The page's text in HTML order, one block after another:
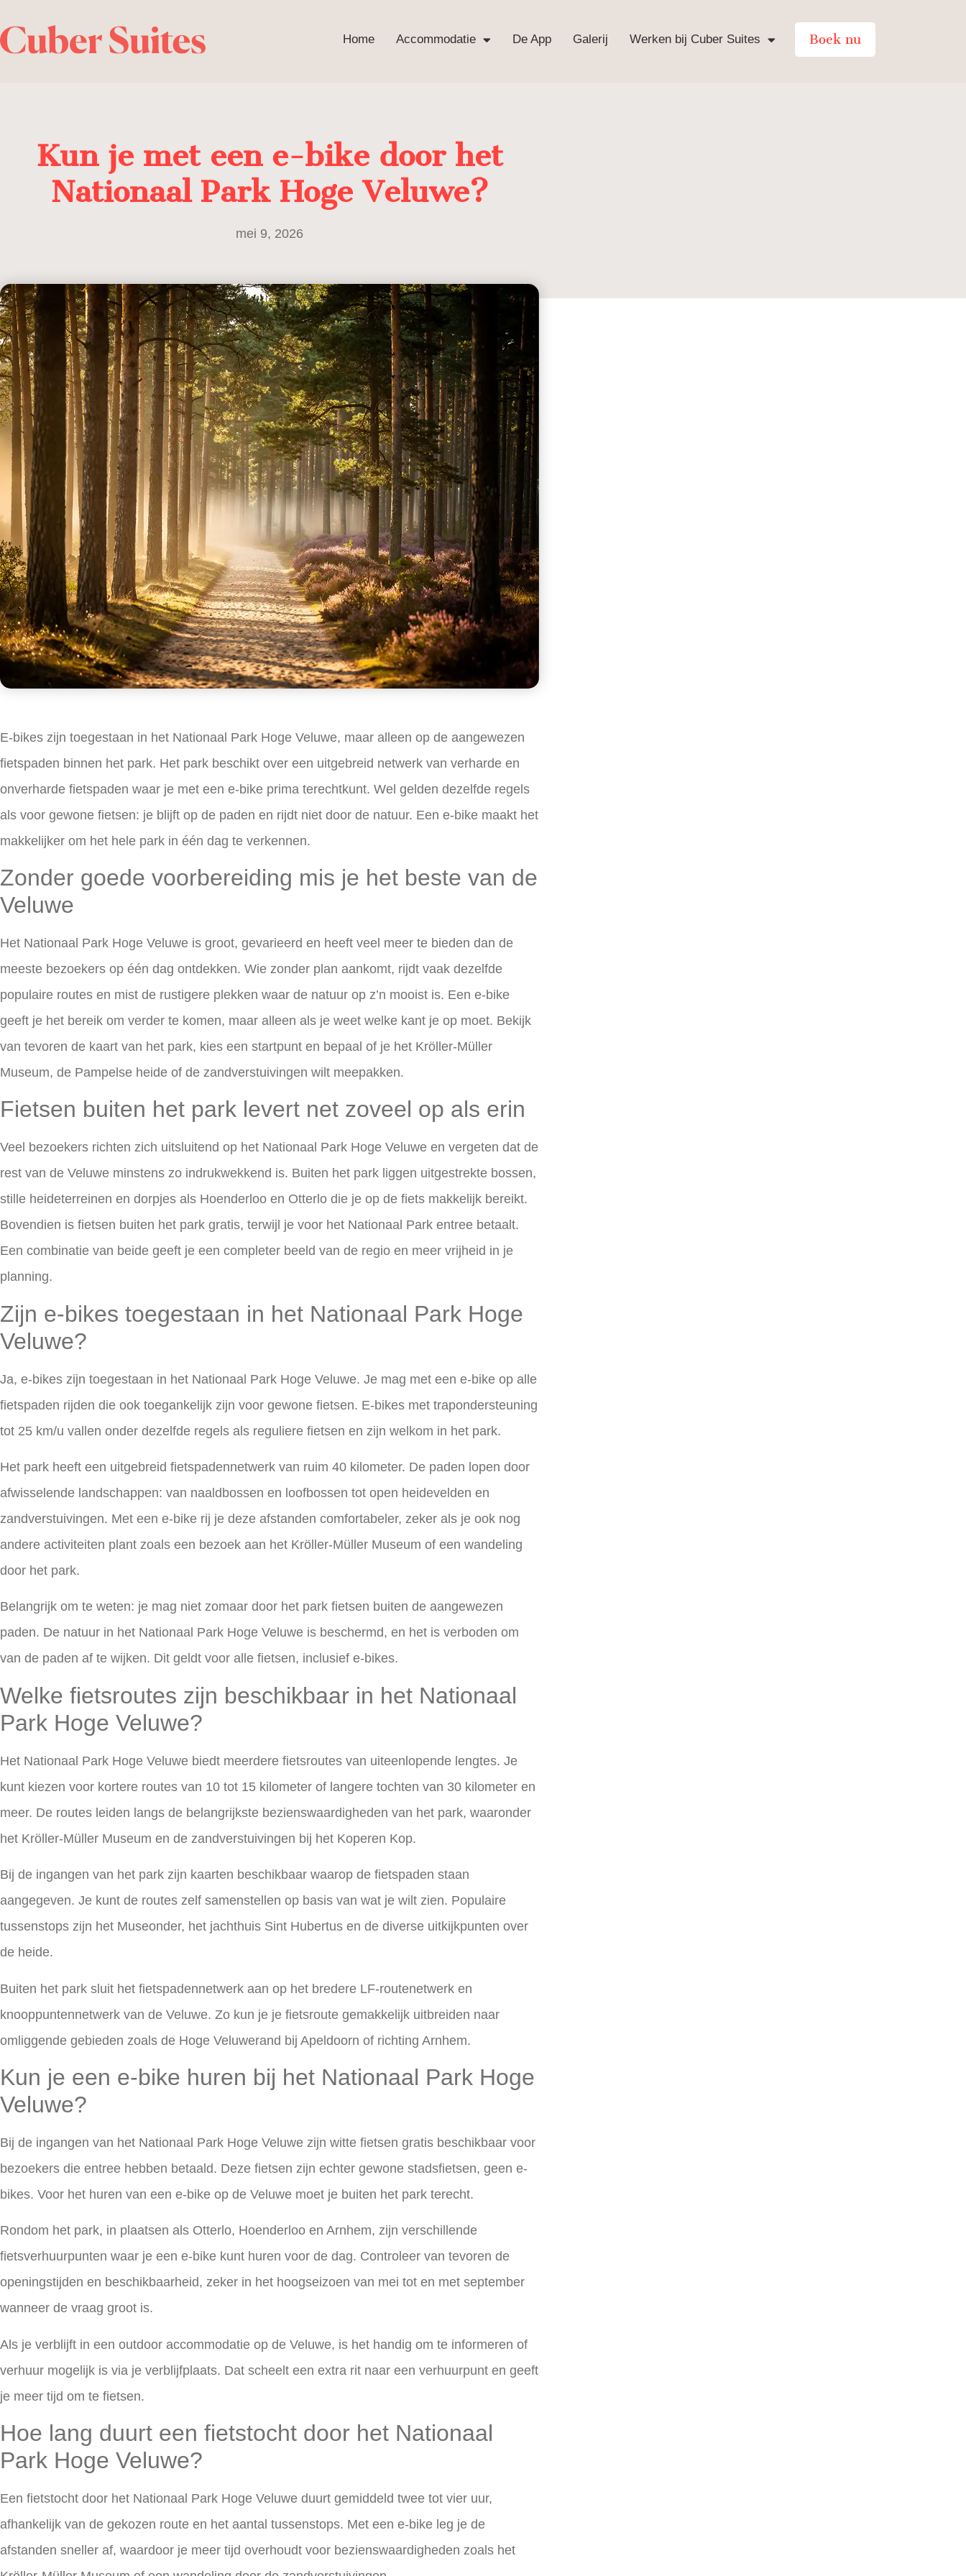
Home Accommodatie De App Galerij Werken bij Cuber Suites Boek nu
Kun je met een e-bike door het
Nationaal Park Hoge Veluwe?
mei 9, 2026
E-bikes zijn toegestaan in het Nationaal Park Hoge Veluwe, maar alleen op de aangewezen
fietspaden binnen het park. Het park beschikt over een uitgebreid netwerk van verharde en
onverharde fietspaden waar je met een e-bike prima terechtkunt. Wel gelden dezelfde regels
als voor gewone fietsen: je blijft op de paden en rijdt niet door de natuur. Een e-bike maakt het
makkelijker om het hele park in één dag te verkennen.
Zonder goede voorbereiding mis je het beste van de
Veluwe
Het Nationaal Park Hoge Veluwe is groot, gevarieerd en heeft veel meer te bieden dan de
meeste bezoekers op één dag ontdekken. Wie zonder plan aankomt, rijdt vaak dezelfde
populaire routes en mist de rustigere plekken waar de natuur op z’n mooist is. Een e-bike
geeft je het bereik om verder te komen, maar alleen als je weet welke kant je op moet. Bekijk
van tevoren de kaart van het park, kies een startpunt en bepaal of je het Kröller-Müller
Museum, de Pampelse heide of de zandverstuivingen wilt meepakken.
Fietsen buiten het park levert net zoveel op als erin
Veel bezoekers richten zich uitsluitend op het Nationaal Park Hoge Veluwe en vergeten dat de
rest van de Veluwe minstens zo indrukwekkend is. Buiten het park liggen uitgestrekte bossen,
stille heideterreinen en dorpjes als Hoenderloo en Otterlo die je op de fiets makkelijk bereikt.
Bovendien is fietsen buiten het park gratis, terwijl je voor het Nationaal Park entree betaalt.
Een combinatie van beide geeft je een completer beeld van de regio en meer vrijheid in je
planning.
Zijn e-bikes toegestaan in het Nationaal Park Hoge
Veluwe?
Ja, e-bikes zijn toegestaan in het Nationaal Park Hoge Veluwe. Je mag met een e-bike op alle
fietspaden rijden die ook toegankelijk zijn voor gewone fietsen. E-bikes met trapondersteuning
tot 25 km/u vallen onder dezelfde regels als reguliere fietsen en zijn welkom in het park.
Het park heeft een uitgebreid fietspadennetwerk van ruim 40 kilometer. De paden lopen door
afwisselende landschappen: van naaldbossen en loofbossen tot open heidevelden en
zandverstuivingen. Met een e-bike rij je deze afstanden comfortabeler, zeker als je ook nog
andere activiteiten plant zoals een bezoek aan het Kröller-Müller Museum of een wandeling
door het park.
Belangrijk om te weten: je mag niet zomaar door het park fietsen buiten de aangewezen
paden. De natuur in het Nationaal Park Hoge Veluwe is beschermd, en het is verboden om
van de paden af te wijken. Dit geldt voor alle fietsen, inclusief e-bikes.
Welke fietsroutes zijn beschikbaar in het Nationaal
Park Hoge Veluwe?
Het Nationaal Park Hoge Veluwe biedt meerdere fietsroutes van uiteenlopende lengtes. Je
kunt kiezen voor kortere routes van 10 tot 15 kilometer of langere tochten van 30 kilometer en
meer. De routes leiden langs de belangrijkste bezienswaardigheden van het park, waaronder
het Kröller-Müller Museum en de zandverstuivingen bij het Koperen Kop.
Bij de ingangen van het park zijn kaarten beschikbaar waarop de fietspaden staan
aangegeven. Je kunt de routes zelf samenstellen op basis van wat je wilt zien. Populaire
tussenstops zijn het Museonder, het jachthuis Sint Hubertus en de diverse uitkijkpunten over
de heide.
Buiten het park sluit het fietspadennetwerk aan op het bredere LF-routenetwerk en
knooppuntennetwerk van de Veluwe. Zo kun je je fietsroute gemakkelijk uitbreiden naar
omliggende gebieden zoals de Hoge Veluwerand bij Apeldoorn of richting Arnhem.
Kun je een e-bike huren bij het Nationaal Park Hoge
Veluwe?
Bij de ingangen van het Nationaal Park Hoge Veluwe zijn witte fietsen gratis beschikbaar voor
bezoekers die entree hebben betaald. Deze fietsen zijn echter gewone stadsfietsen, geen e-
bikes. Voor het huren van een e-bike op de Veluwe moet je buiten het park terecht.
Rondom het park, in plaatsen als Otterlo, Hoenderloo en Arnhem, zijn verschillende
fietsverhuurpunten waar je een e-bike kunt huren voor de dag. Controleer van tevoren de
openingstijden en beschikbaarheid, zeker in het hoogseizoen van mei tot en met september
wanneer de vraag groot is.
Als je verblijft in een outdoor accommodatie op de Veluwe, is het handig om te informeren of
verhuur mogelijk is via je verblijfplaats. Dat scheelt een extra rit naar een verhuurpunt en geeft
je meer tijd om te fietsen.
Hoe lang duurt een fietstocht door het Nationaal
Park Hoge Veluwe?
Een fietstocht door het Nationaal Park Hoge Veluwe duurt gemiddeld twee tot vier uur,
afhankelijk van de gekozen route en het aantal tussenstops. Met een e-bike leg je de
afstanden sneller af, waardoor je meer tijd overhoudt voor bezienswaardigheden zoals het